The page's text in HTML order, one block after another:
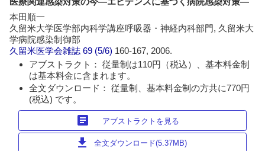
本田順一
久留米大学医学部内科学講座呼吸器・神経内科部門, 久留米大
学病院感染制御部
久留米医学会雑誌 69 (5/6) 160-167, 2006.
アブストラクト： 従量制は110円（税込）、基本料金制
は基本料金に含まれます。
全文ダウンロード： 従量制、基本料金制の方共に770円
(税込) です。
article アブストラクトを見る
download 全文ダウンロード(5.37MB)